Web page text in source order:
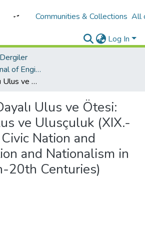
Communities & Collections All
Log In
International Journal of Engineering Design and Technology
Yurttaşlığa Dayalı Ulus ve Ötesi: Fransa’da Ulus ve Ulusçuluk (XIX.-XX. Yüzyıl) / Civic Nation and Beyond: Nation and Nationalism in France (19th-20th Centuries)
Ulus ve Ötesi:
ve Ulusçuluk (XIX.-
Nation and
and Nationalism in
20th Centuries)